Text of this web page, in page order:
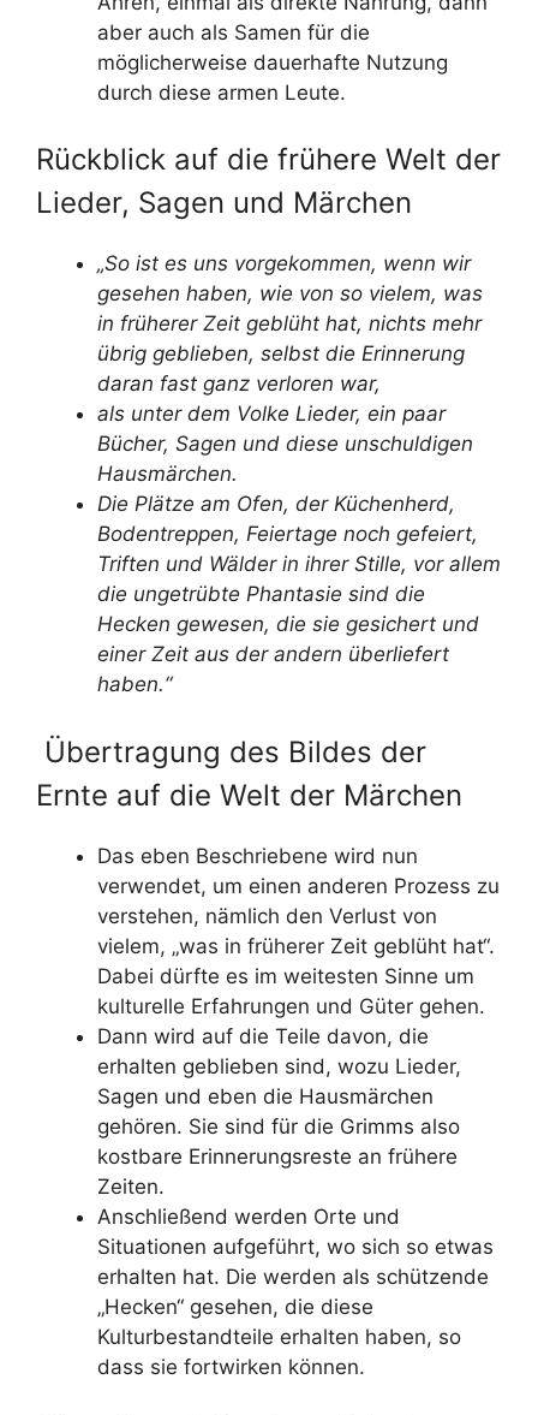
aber auch als Samen für die
möglicherweise dauerhafte Nutzung
durch diese armen Leute.
Rückblick auf die frühere Welt der
Lieder, Sagen und Märchen
„So ist es uns vorgekommen, wenn wir
gesehen haben, wie von so vielem, was
in früherer Zeit geblüht hat, nichts mehr
übrig geblieben, selbst die Erinnerung
daran fast ganz verloren war,
als unter dem Volke Lieder, ein paar
Bücher, Sagen und diese unschuldigen
Hausmärchen.
Die Plätze am Ofen, der Küchenherd,
Bodentreppen, Feiertage noch gefeiert,
Triften und Wälder in ihrer Stille, vor allem
die ungetrübte Phantasie sind die
Hecken gewesen, die sie gesichert und
einer Zeit aus der andern überliefert
haben.“
Übertragung des Bildes der
Ernte auf die Welt der Märchen
Das eben Beschriebene wird nun
verwendet, um einen anderen Prozess zu
verstehen, nämlich den Verlust von
vielem, „was in früherer Zeit geblüht hat“.
Dabei dürfte es im weitesten Sinne um
kulturelle Erfahrungen und Güter gehen.
Dann wird auf die Teile davon, die
erhalten geblieben sind, wozu Lieder,
Sagen und eben die Hausmärchen
gehören. Sie sind für die Grimms also
kostbare Erinnerungsreste an frühere
Zeiten.
Anschließend werden Orte und
Situationen aufgeführt, wo sich so etwas
erhalten hat. Die werden als schützende
„Hecken“ gesehen, die diese
Kulturbestandteile erhalten haben, so
dass sie fortwirken können.